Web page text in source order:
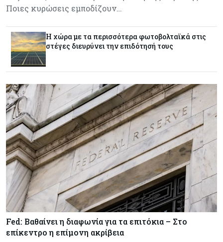
Κύπρος 07-08-2026
Από τα €150,6 εκατ. στα €112 εκατ. οι κρατικές
πιστώσεις για έρευνα στην Κύπρο
Κύπρος 07-08-2026
Οι τιμές καθορίζουν την επιλογή παρόχου
κινητής στην Κύπρο
Κύπρος 07-08-2026
34.787 νέες εγγραφές οχημάτων στο επτάμηνο
- Άνοδος 11,5% σε σχέση με πέρσι
Κόσμος 07-08-2026
ΕΚΤ: Αιφνιδιάστηκε από την πώληση ευρώ από
τις ΗΠΑ
Ποιες κυρώσεις εμποδίζουν…
Η χώρα με τα περισσότερα φωτοβολταϊκά στις
στέγες διευρύνει την επιδότησή τους
Fed: Βαθαίνει η διαφωνία για τα επιτόκια – Στο
επίκεντρο η επίμονη ακρίβεια